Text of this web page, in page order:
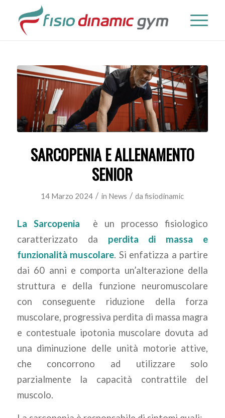
SARCOPENIA E ALLENAMENTO
SENIOR
14 Marzo 2024 / in News / dafisiodinamic
La Sarcopenia
è un processo fisiologico
caratterizzato da perdita di massa e
funzionalità muscolare. Si enfatizza a partire
dai 60 anni e comporta un’alterazione della
struttura e della funzione neuromuscolare
con conseguente riduzione della forza
muscolare, progressiva perdita di massa magra
e contestuale ipotonia muscolare dovuta ad
una diminuzione delle unità motorie attive,
che concorrono ad utilizzare solo
parzialmente la capacità contrattile del
muscolo.